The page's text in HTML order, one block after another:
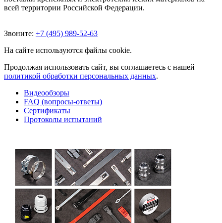
всей территории Российской Федерации.
Звоните: +7 (495) 989-52-63
На сайте используются файлы cookie.
Продолжая использовать сайт, вы соглашаетесь с нашей
политикой обработки персональных данных.
Видеообзоры
FAQ (вопросы-ответы)
Сертификаты
Протоколы испытаний